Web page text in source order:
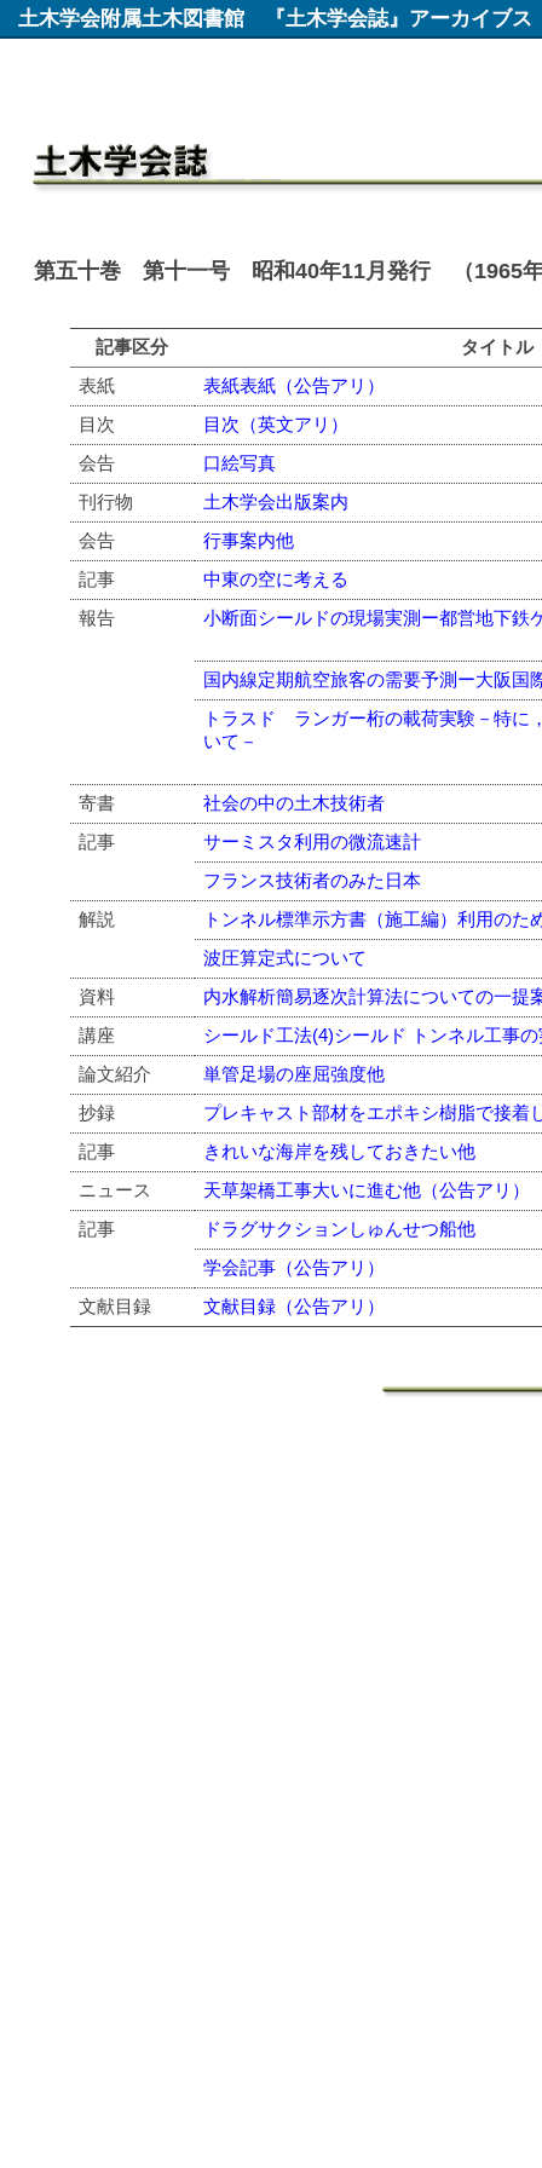
土木学会附属土木図書館 『土木学会誌』アーカイブス
第五十巻 第十一号 昭和40年11月発行 （1965
記事区分
タイトル
表紙
表紙表紙（公告アリ）
目次
目次（英文アリ）
会告
口絵写真
刊行物
土木学会出版案内
会告
行事案内他
記事
中東の空に考える
報告
小断面シールドの現場実測ー都営地下鉄
国内線定期航空旅客の需要予測ー大阪国
トラスド ランガー桁の載荷実験－特に
いて－
寄書
社会の中の土木技術者
記事
サーミスタ利用の微流速計
フランス技術者のみた日本
解説
トンネル標準示方書（施工編）利用のた
波圧算定式について
資料
内水解析簡易逐次計算法についての一提
講座
シールド工法(4)シールド トンネル工事
論文紹介
単管足場の座屈強度他
抄録
プレキャスト部材をエポキシ樹脂で接着
記事
きれいな海岸を残しておきたい他
ニュース
天草架橋工事大いに進む他（公告アリ）
記事
ドラグサクションしゅんせつ船他
学会記事（公告アリ）
文献目録
文献目録（公告アリ）